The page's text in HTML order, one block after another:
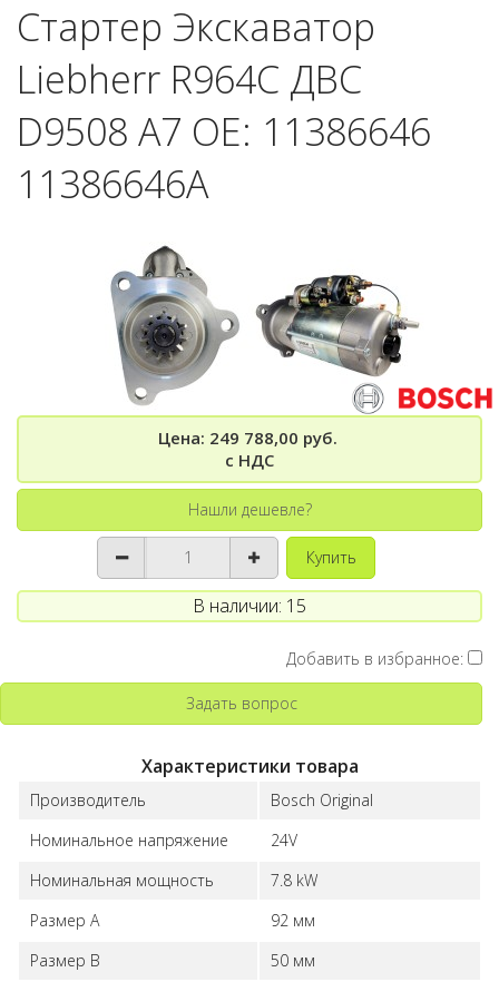
Стартер Экскаватор
Liebherr R964C ДВС
D9508 A7 OE: 11386646
11386646А
Цена: 249 788,00 руб.
с НДС
Нашли дешевле?
Купить
В наличии: 15
Добавить в избранное:
Задать вопрос
Характеристики товара
Производитель
Bosch Original
Номинальное напряжение
24V
Номинальная мощность
7.8 kW
Размер A
92 мм
Размер B
50 мм